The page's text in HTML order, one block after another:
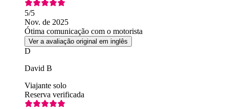
5/5
Nov. de 2025
Ótima comunicação com o motorista
Ver a avaliação original em inglês
D
David B
Viajante solo
Reserva verificada